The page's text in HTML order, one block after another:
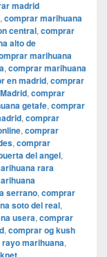
madrid
, comprar marihuana
central, comprar
alto de
marihuana
, comprar marihuana
en madrid, comprar
, comprar
getafe, comprar
, comprar
, comprar
, comprar
del angel,
rara
serrano, comprar
soto del real,
usera, comprar
, comprar og kush
marihuana,